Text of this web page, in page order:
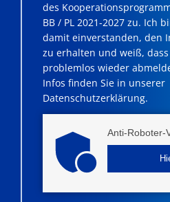
des
BB / PL 2021-2027 zu. Ich
damit einverstanden, den
zu erhalten und weiß,
problemlos wieder
Infos finden Sie in unserer
Datenschutzerklärung.
Anti-Roboter-